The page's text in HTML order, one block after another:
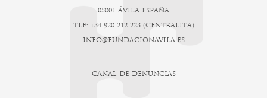
05001 ÁVILA ESPAÑA
TLF: +34 920 212 223 (CENTRALITA)
INFO@FUNDACIONAVILA.ES
CANAL DE DENUNCIAS